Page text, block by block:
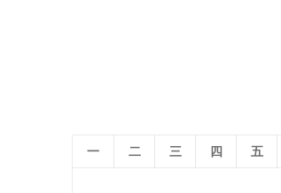
一 二 三 四 五